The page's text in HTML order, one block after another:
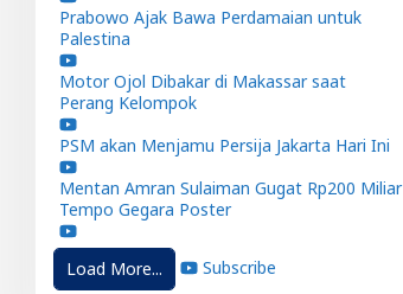
Prabowo Ajak Bawa Perdamaian untuk
Palestina
Motor Ojol Dibakar di Makassar saat
Perang Kelompok
PSM akan Menjamu Persija Jakarta Hari Ini
Mentan Amran Sulaiman Gugat Rp200 Miliar
Tempo Gegara Poster
Load More... Subscribe